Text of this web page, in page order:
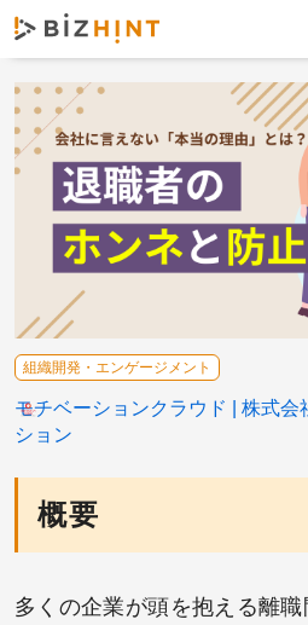
概要
多くの企業が頭を抱える離
組織開発・エンゲージメント
モチベーションクラウド
株式会
ション